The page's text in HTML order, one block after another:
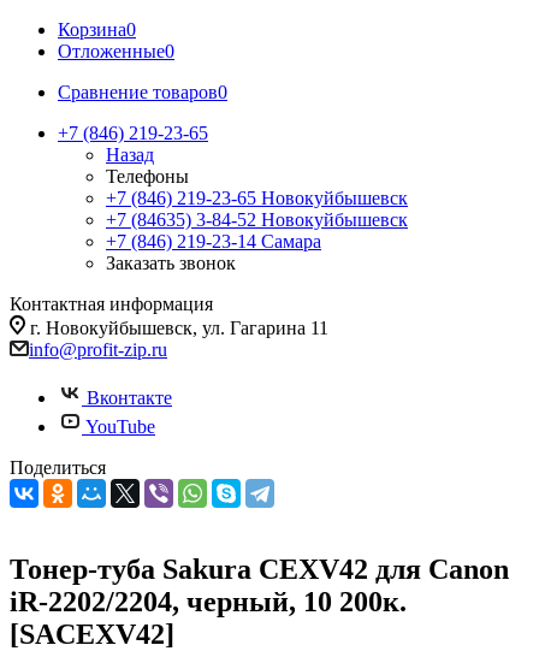
Корзина0
Отложенные0
Сравнение товаров0
+7 (846) 219-23-65
Назад
Телефоны
+7 (846) 219-23-65 Новокуйбышевск
+7 (84635) 3-84-52 Новокуйбышевск
+7 (846) 219-23-14 Самара
Заказать звонок
Контактная информация
г. Новокуйбышевск, ул. Гагарина 11
info@profit-zip.ru
Вконтакте
YouTube
Поделиться
Тонер-туба Sakura CEXV42 для Canon
iR-2202/2204, черный, 10 200к.
[SACEXV42]